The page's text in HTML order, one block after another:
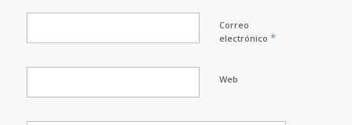
Correo
electrónico *
Web